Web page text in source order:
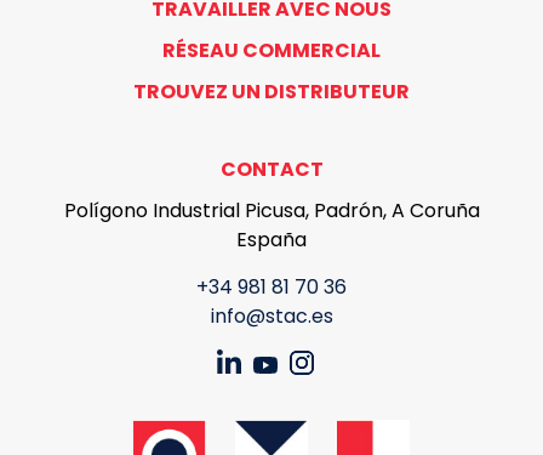
TRAVAILLER AVEC NOUS
RÉSEAU COMMERCIAL
TROUVEZ UN DISTRIBUTEUR
CONTACT
Polígono Industrial Picusa, Padrón, A Coruña
España
+34 981 81 70 36
info@stac.es